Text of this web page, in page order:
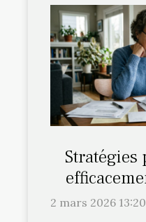
Stratégies
2 mars 2026 13:20